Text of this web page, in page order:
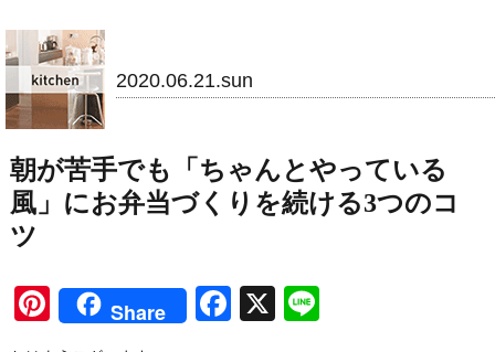
2020.06.21.sun
朝が苦手でも「ちゃんとやっている
風」にお弁当づくりを続ける3つのコ
ツ
Pinterest
Share Facebook
X